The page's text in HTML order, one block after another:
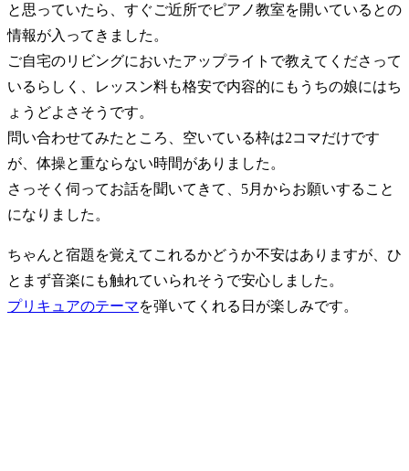
と思っていたら、すぐご近所でピアノ教室を開いているとの
情報が入ってきました。
ご自宅のリビングにおいたアップライトで教えてくださって
いるらしく、レッスン料も格安で内容的にもうちの娘にはち
ょうどよさそうです。
問い合わせてみたところ、空いている枠は2コマだけです
が、体操と重ならない時間がありました。
さっそく伺ってお話を聞いてきて、5月からお願いすること
になりました。
ちゃんと宿題を覚えてこれるかどうか不安はありますが、ひ
とまず音楽にも触れていられそうで安心しました。
プリキュアのテーマを弾いてくれる日が楽しみです。